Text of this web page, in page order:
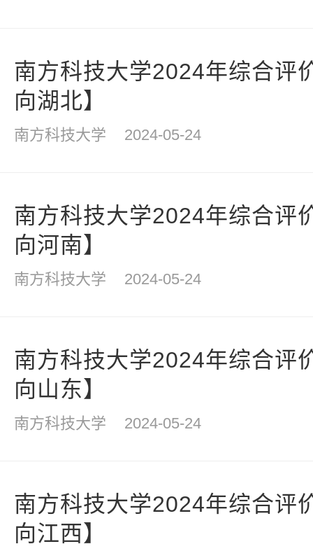
南方科技大学2024年综合评
向湖北】
南方科技大学 2024-05-24
南方科技大学2024年综合评
向河南】
南方科技大学 2024-05-24
南方科技大学2024年综合评
向山东】
南方科技大学 2024-05-24
南方科技大学2024年综合评
向江西】